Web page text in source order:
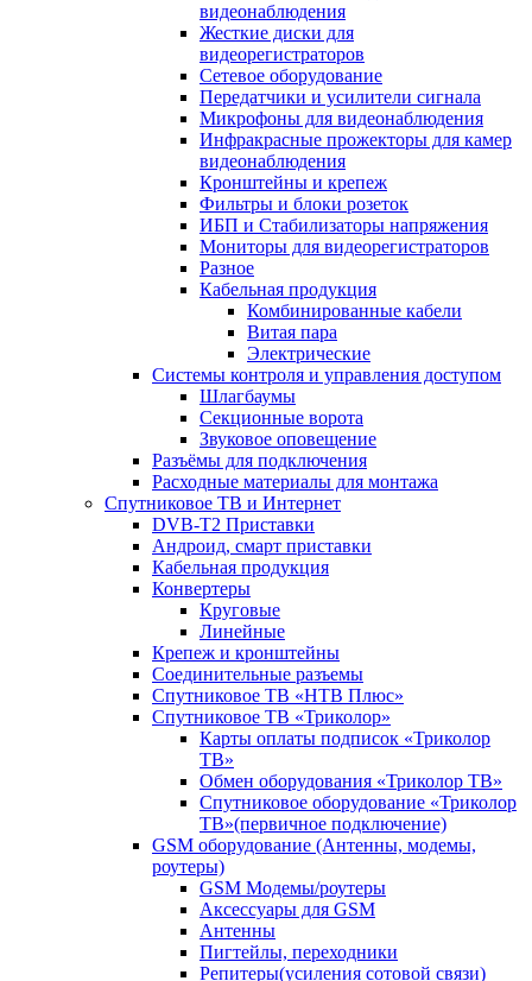
видеонаблюдения
Жесткие диски для
видеорегистраторов
Сетевое оборудование
Передатчики и усилители сигнала
Микрофоны для видеонаблюдения
Инфракрасные прожекторы для камер
видеонаблюдения
Кронштейны и крепеж
Фильтры и блоки розеток
ИБП и Стабилизаторы напряжения
Мониторы для видеорегистраторов
Разное
Кабельная продукция
Комбинированные кабели
Витая пара
Электрические
Системы контроля и управления доступом
Шлагбаумы
Секционные ворота
Звуковое оповещение
Разъёмы для подключения
Расходные материалы для монтажа
Спутниковое ТВ и Интернет
DVB-Т2 Приставки
Андроид, смарт приставки
Кабельная продукция
Конвертеры
Круговые
Линейные
Крепеж и кронштейны
Соединительные разъемы
Спутниковое ТВ «НТВ Плюс»
Спутниковое ТВ «Триколор»
Карты оплаты подписок «Триколор
ТВ»
Обмен оборудования «Триколор ТВ»
Спутниковое оборудование «Триколор
ТВ»(первичное подключение)
GSM оборудование (Антенны, модемы,
роутеры)
GSM Модемы/роутеры
Аксессуары для GSM
Антенны
Пигтейлы, переходники
Репитеры(усиления сотовой связи)